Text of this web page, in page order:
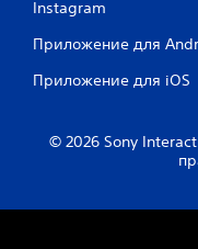
Instagram
Приложение для
Приложение для iOS
© 2026 Sony